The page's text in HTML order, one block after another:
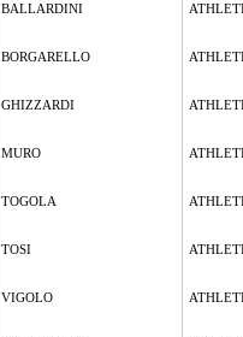
BALLARDINI
BORGARELLO
GHIZZARDI
MURO
TOGOLA
TOSI
VIGOLO